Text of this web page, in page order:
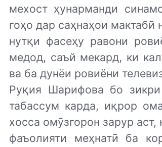
мехост ҳунарманди
гоҳо дар саҳнаҳои
нутқи фасеҳу равони
медод, саъй мекард, ки
ва ба дунёи ровиёни
Руқия Шарифова бо
табассум карда, иқрор
хосса омӯзгорон зарур
фаъолияти меҳнатӣ ба